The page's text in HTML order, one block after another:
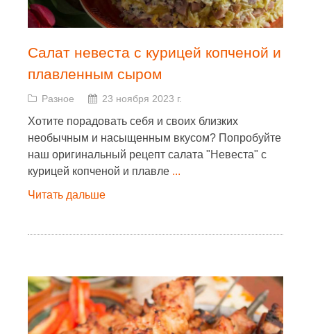
Салат невеста с курицей копченой и
плавленным сыром
Разное 23 ноября 2023 г.
Хотите порадовать себя и своих близких
необычным и насыщенным вкусом? Попробуйте
наш оригинальный рецепт салата "Невеста" с
курицей копченой и плавле ...
Читать дальше